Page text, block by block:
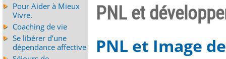
PNL et
PNL et Image
Pour Aider à Mieux
Vivre.
Coaching de vie
Se libérer d’une
dépendance affective